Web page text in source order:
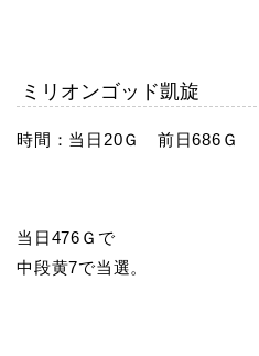
ミリオンゴッド凱旋
時間：当日20Ｇ 前日686Ｇ
当日476Ｇで
中段黄7で当選。